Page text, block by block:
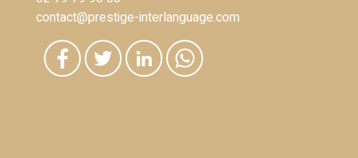
contact@prestige-interlanguage.com